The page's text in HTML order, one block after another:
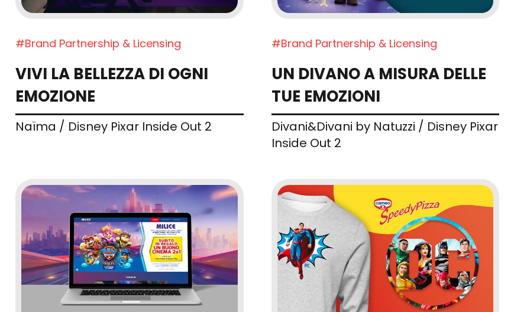
#Brand Partnership & Licensing
VIVI LA BELLEZZA DI OGNI
EMOZIONE
Naïma / Disney Pixar Inside Out 2
#Brand Partnership & Licensing
UN DIVANO A MISURA DELLE
TUE EMOZIONI
Divani&Divani by Natuzzi / Disney Pixar
Inside Out 2